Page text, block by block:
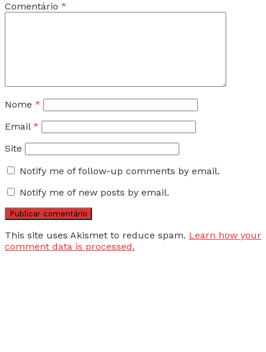
Comentário *
Nome *
Email *
Site
Notify me of follow-up comments by email.
Notify me of new posts by email.
This site uses Akismet to reduce spam. Learn how your
comment data is processed.